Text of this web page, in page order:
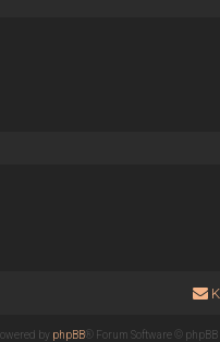
by phpBB® Forum Software © phpBB